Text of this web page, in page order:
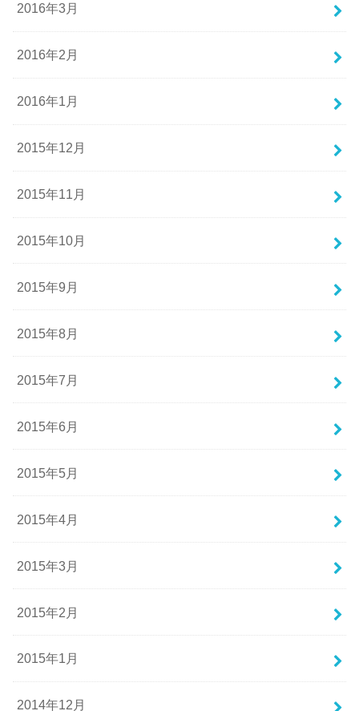
2016年3月
2016年2月
2016年1月
2015年12月
2015年11月
2015年10月
2015年9月
2015年8月
2015年7月
2015年6月
2015年5月
2015年4月
2015年3月
2015年2月
2015年1月
2014年12月